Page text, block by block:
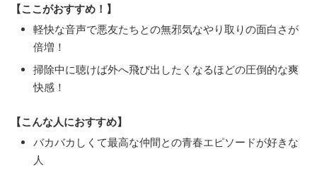
【ここがおすすめ！】
軽快な音声で悪友たちとの無邪気なやり取りの面白さが
倍増！
掃除中に聴けば外へ飛び出したくなるほどの圧倒的な爽
快感！
【こんな人におすすめ】
バカバカしくて最高な仲間との青春エピソードが好きな
人